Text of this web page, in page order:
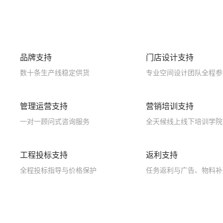
品牌支持
数十条生产线稳定供货
门店设计支持
专业空间设计团队全程
管理运营支持
一对一顾问式咨询服务
营销培训支持
全天候线上线下培训学院
工程投标支持
全程投标指导与价格保护
返利支持
任务返利与广告、物料